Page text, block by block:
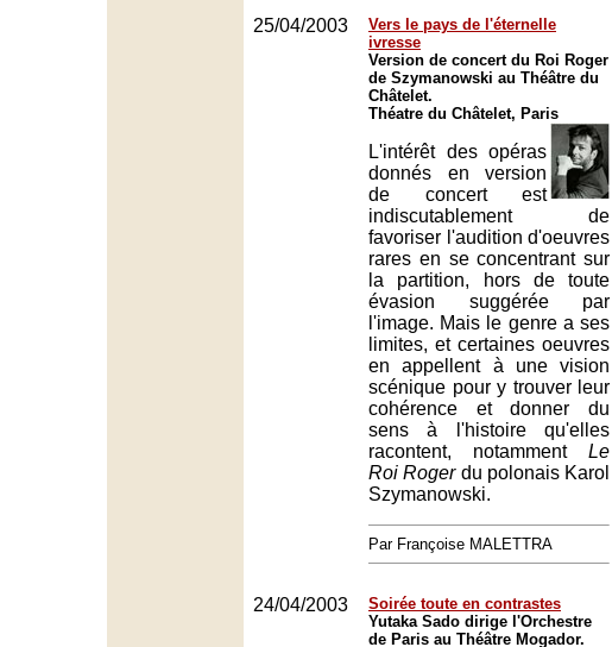
25/04/2003
Vers le pays de l'éternelle
ivresse
Version de concert du Roi Roger
de Szymanowski au Théâtre du
Châtelet.
Théatre du Châtelet, Paris
L'intérêt des opéras
donnés en version
de concert est
indiscutablement de
favoriser l'audition d'oeuvres
rares en se concentrant sur
la partition, hors de toute
évasion suggérée par
l'image. Mais le genre a ses
limites, et certaines oeuvres
en appellent à une vision
scénique pour y trouver leur
cohérence et donner du
sens à l'histoire qu'elles
racontent, notamment Le
Roi Rogerdu polonais Karol
Szymanowski.
Par Françoise MALETTRA
24/04/2003
Soirée toute en contrastes
Yutaka Sado dirige l'Orchestre
de Paris au Théâtre Mogador.